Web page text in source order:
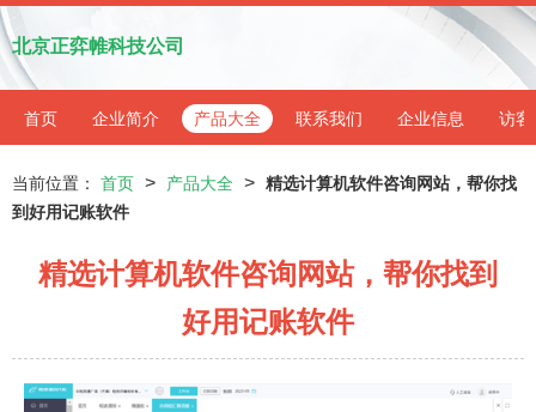
北京正弈帷科技公司
首页 企业简介 产品大全 联系我们 企业信息 访客
当前位置： 首页 > 产品大全 > 精选计算机软件咨询网站，帮你找
到好用记账软件
精选计算机软件咨询网站，帮你找到
好用记账软件